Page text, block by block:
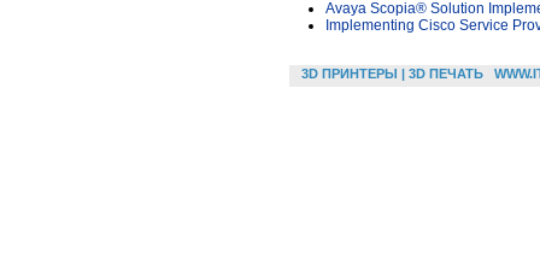
Avaya Scopia® Solution
Implementing Cisco Service
3D ПРИНТЕРЫ | 3D ПЕЧАТЬ